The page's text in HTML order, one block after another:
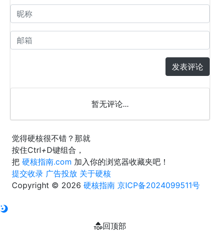
发表评论
暂无评论...
觉得硬核很不错？那就
按住Ctrl+D键组合，
把 硬核指南.com 加入你的浏览器收藏夹吧！
提交收录 广告投放 关于硬核
Copyright © 2026 硬核指南 京ICP备2024099511号
回顶部